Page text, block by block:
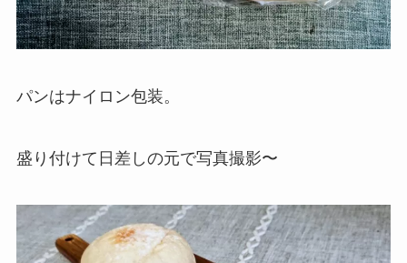
パンはナイロン包装。
盛り付けて日差しの元で写真撮影〜